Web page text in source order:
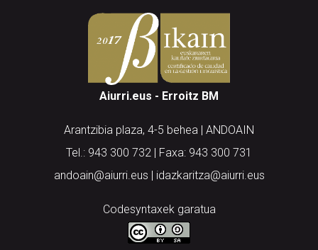
Aiurri.eus - Erroitz BM
Arantzibia plaza, 4-5 behea | ANDOAIN
Tel.: 943 300 732 | Faxa: 943 300 731
andoain@aiurri.eus | idazkaritza@aiurri.eus
Codesyntaxek garatua